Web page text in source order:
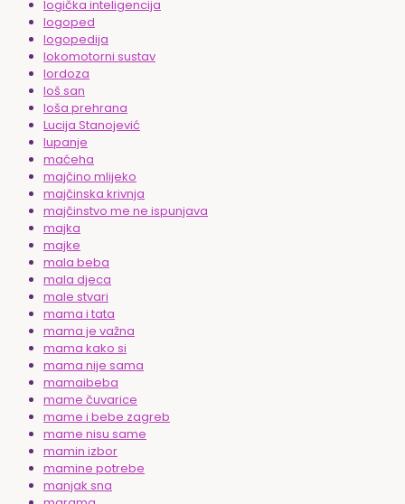
logička inteligencija
logoped
logopedija
lokomotorni sustav
lordoza
loš san
loša prehrana
Lucija Stanojević
lupanje
maćeha
majčino mlijeko
majčinska krivnja
majčinstvo me ne ispunjava
majka
majke
mala beba
mala djeca
male stvari
mama i tata
mama je važna
mama kako si
mama nije sama
mamaibeba
mame čuvarice
mame i bebe zagreb
mame nisu same
mamin izbor
mamine potrebe
manjak sna